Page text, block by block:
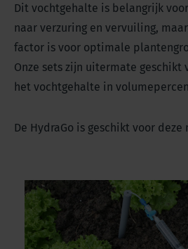
Dit vochtgehalte is belangrijk
naar verzuring en vervuiling,
factor is voor optimale
Onze sets zijn uitermate geschikt
het vochtgehalte in
De HydraGo is geschikt voor deze